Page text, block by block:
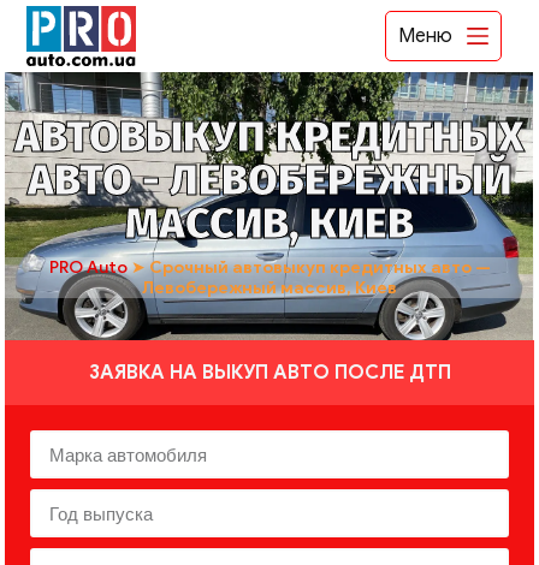
Меню
АВТОВЫКУП КРЕДИТНЫХ
АВТО - ЛЕВОБЕРЕЖНЫЙ
МАССИВ, КИЕВ
PRO Auto➤Срочный автовыкуп кредитных авто —
Левобережный массив, Киев
ЗАЯВКА НА ВЫКУП АВТО ПОСЛЕ ДТП